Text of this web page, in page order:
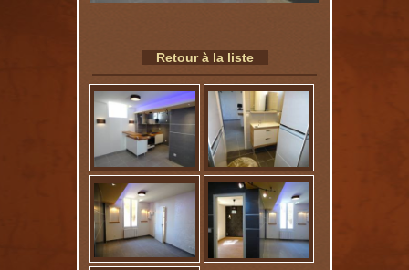
Retour à la liste